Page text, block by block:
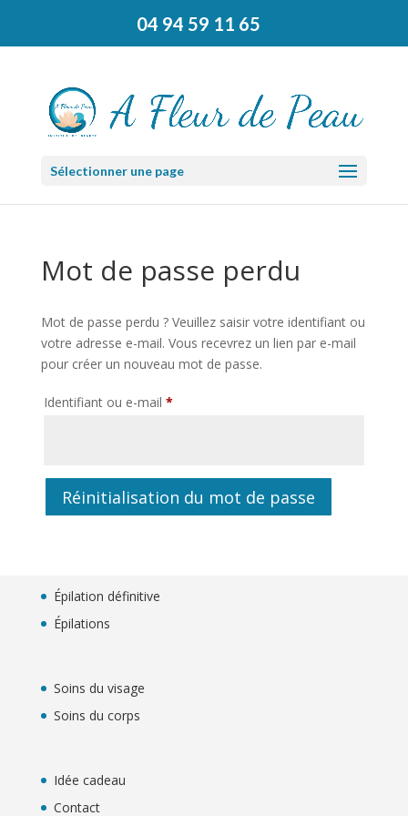
04 94 59 11 65
Sélectionner une page
Mot de passe perdu
Mot de passe perdu ? Veuillez saisir votre identifiant ou
votre adresse e-mail. Vous recevrez un lien par e-mail
pour créer un nouveau mot de passe.
Identifiant ou e-mail *Obligatoire
Réinitialisation du mot de passe
Épilation définitive
Épilations
Soins du visage
Soins du corps
Idée cadeau
Contact